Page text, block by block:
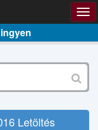
Letöltés